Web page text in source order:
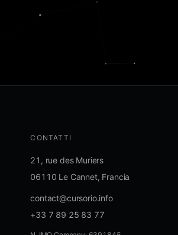
CONTATTI
21, rue des Muriers
06110 Le Cannet, Francia
contact@cursorio.info
+33 7 89 25 83 77